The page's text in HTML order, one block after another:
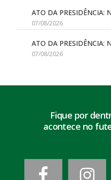
ATO DA PRESIDÊNCIA:
07/08/2026
ATO DA PRESIDÊNCIA:
07/08/2026
Fique por
acontece no